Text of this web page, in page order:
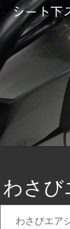
わさび
わさびエア